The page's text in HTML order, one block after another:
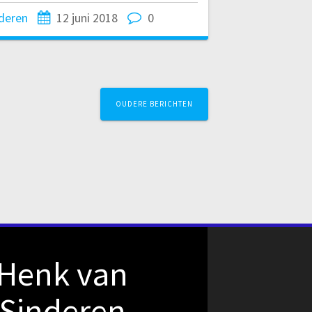
12 juni 2018 0
OUDERE BERICHTEN
van